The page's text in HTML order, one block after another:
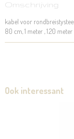
Omschrijving
kabel voor
80 cm, 1 meter , 1.20
Ook interessant